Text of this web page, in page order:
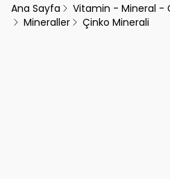
Ana Sayfa
Vitamin - Mineral -
Mineraller
Çinko Minerali